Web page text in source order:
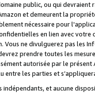
public, ou qui
et demeurent la
nécessaire pour
en lien avec
Vous ne divulguerez pas les
prendre toutes les
autorisée par le
les parties et
indépendants, et aucune